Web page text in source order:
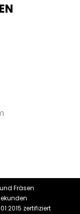
Fräsen
zertifiziert